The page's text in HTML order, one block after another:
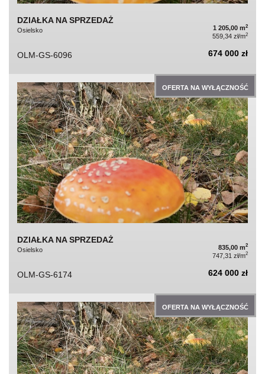
DZIAŁKA NA SPRZEDAŻ
Osielsko 1 205,00 m2
559,34 zł/m2
OLM-GS-6096 674 000 zł
OFERTA NA WYŁĄCZNOŚĆ
DZIAŁKA NA SPRZEDAŻ
Osielsko 835,00 m2
747,31 zł/m2
OLM-GS-6174 624 000 zł
OFERTA NA WYŁĄCZNOŚĆ